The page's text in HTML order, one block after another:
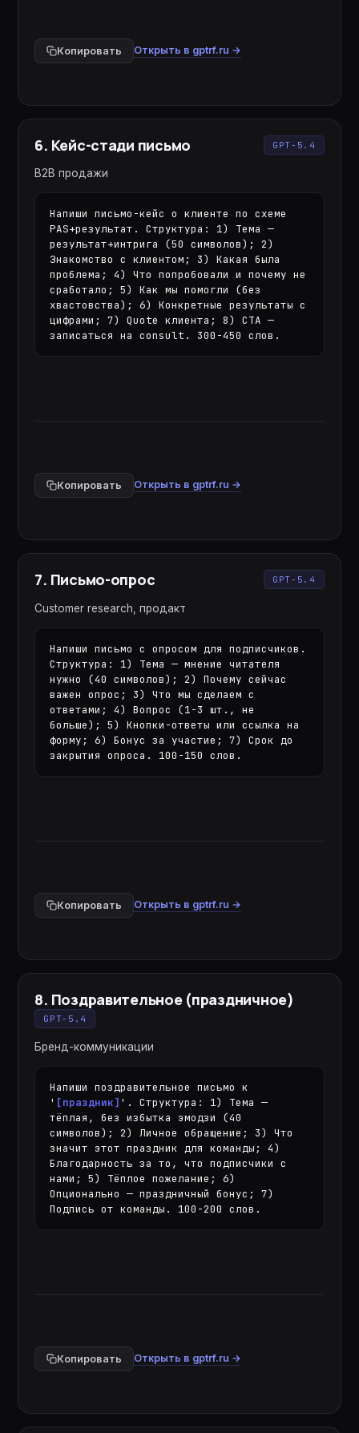
Копировать Открыть в gptrf.ru →
6. Кейс-стади письмо GPT-5.4
B2B продажи
Напиши письмо-кейс о клиенте по схеме
PAS+результат. Структура: 1) Тема —
результат+интрига (50 символов); 2)
Знакомство с клиентом; 3) Какая была
проблема; 4) Что попробовали и почему не
сработало; 5) Как мы помогли (без
хвастовства); 6) Конкретные результаты с
цифрами; 7) Quote клиента; 8) CTA —
записаться на consult. 300-450 слов.
Копировать Открыть в gptrf.ru →
7. Письмо-опрос GPT-5.4
Customer research, продакт
Напиши письмо с опросом для подписчиков.
Структура: 1) Тема — мнение читателя
нужно (40 символов); 2) Почему сейчас
важен опрос; 3) Что мы сделаем с
ответами; 4) Вопрос (1-3 шт., не
больше); 5) Кнопки-ответы или ссылка на
форму; 6) Бонус за участие; 7) Срок до
закрытия опроса. 100-150 слов.
Копировать Открыть в gptrf.ru →
8. Поздравительное (праздничное)
GPT-5.4
Бренд-коммуникации
Напиши поздравительное письмо к
' [праздник] '. Структура: 1) Тема —
тёплая, без избытка эмодзи (40
символов); 2) Личное обращение; 3) Что
значит этот праздник для команды; 4)
Благодарность за то, что подписчики с
нами; 5) Тёплое пожелание; 6)
Опционально — праздничный бонус; 7)
Подпись от команды. 100-200 слов.
Копировать Открыть в gptrf.ru →